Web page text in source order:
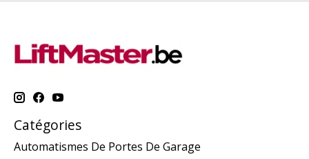
Catégories
Automatismes De Portes De Garage